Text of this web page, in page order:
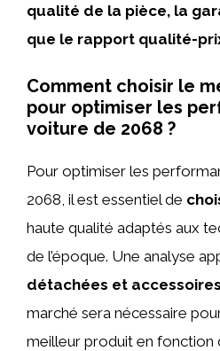
qualité de la pièce, la
que le rapport qualité-
Comment choisir le
pour optimiser les
voiture de 2068 ?
Pour optimiser les
2068, il est essentiel de
haute qualité adaptés aux
de l’époque. Une analyse
détachées et accessoires
marché sera nécessaire
meilleur produit en fonction